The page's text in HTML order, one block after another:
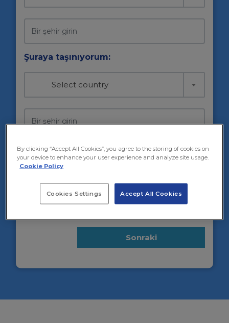
Şuraya taşınıyorum:
Select country
Taşınmak
Kesin tarihleri ​​biliyorum
Sonraki
By clicking “Accept All Cookies”, you agree to the storing of cookies on
your device to enhance your user experience and analyze site usage.
Cookie Policy
Accept All Cookies
Cookies Settings